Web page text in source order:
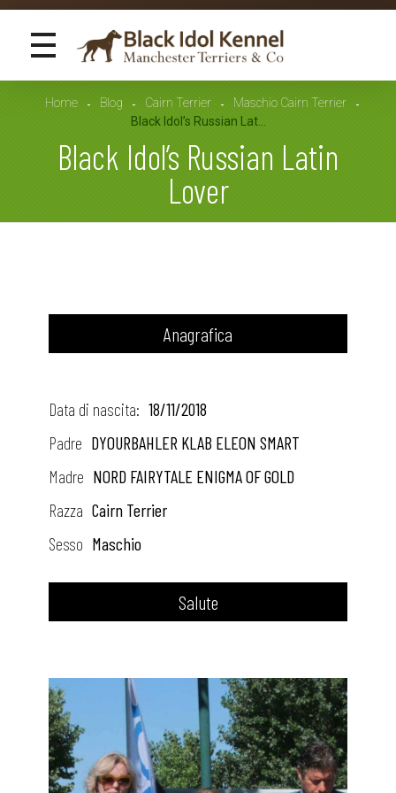
Home Blog Cairn Terrier
Maschio Cairn Terrier
Black Idol’s Russian Lat...
Black Idol’s Russian Latin
Lover
c
k
I
d
o
l
’
u
s
Anagrafica
Data di nascita: 18/11/2018
Padre DYOURBAHLER KLAB ELEON SMART
Madre NORD FAIRYTALE ENIGMA OF GOLD
Razza Cairn Terrier
Sesso Maschio
Salute